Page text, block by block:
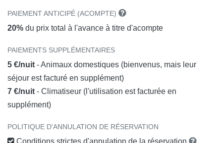
PAIEMENT ANTICIPÉ (ACOMPTE)
20% du prix total à l'avance à titre d'acompte
PAIEMENTS SUPPLÉMENTAIRES
5 €/nuit - Animaux domestiques (bienvenus, mais leur
séjour est facturé en supplément)
7 €/nuit - Climatiseur (l'utilisation est facturée en
supplément)
POLITIQUE D'ANNULATION DE RÉSERVATION